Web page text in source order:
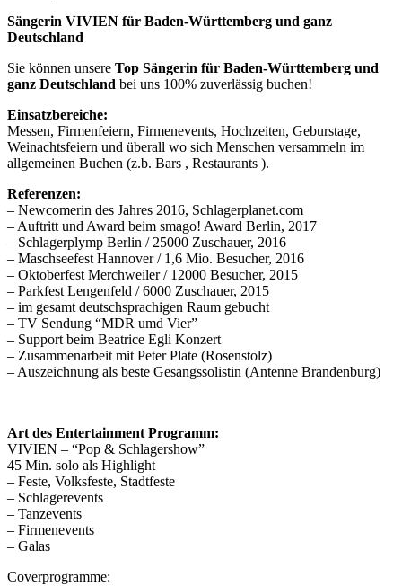
Sängerin VIVIEN für Baden-Württemberg und ganz
Deutschland
Sie können unsere Top Sängerin für Baden-Württemberg und
ganz Deutschland bei uns 100% zuverlässig buchen!
Einsatzbereiche:
Messen, Firmenfeiern, Firmenevents, Hochzeiten, Geburstage,
Weinachtsfeiern und überall wo sich Menschen versammeln im
allgemeinen Buchen (z.b. Bars , Restaurants ).
Referenzen:
– Newcomerin des Jahres 2016, Schlagerplanet.com
– Auftritt und Award beim smago! Award Berlin, 2017
– Schlagerplymp Berlin / 25000 Zuschauer, 2016
– Maschseefest Hannover / 1,6 Mio. Besucher, 2016
– Oktoberfest Merchweiler / 12000 Besucher, 2015
– Parkfest Lengenfeld / 6000 Zuschauer, 2015
– im gesamt deutschsprachigen Raum gebucht
– TV Sendung “MDR umd Vier”
– Support beim Beatrice Egli Konzert
– Zusammenarbeit mit Peter Plate (Rosenstolz)
– Auszeichnung als beste Gesangssolistin (Antenne Brandenburg)
Art des Entertainment Programm:
VIVIEN – “Pop & Schlagershow”
45 Min. solo als Highlight
– Feste, Volksfeste, Stadtfeste
– Schlagerevents
– Tanzevents
– Firmenevents
– Galas
Coverprogramme: